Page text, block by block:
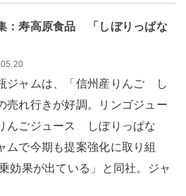
：寿高原食品 「しぼりっぱな
ジャムは、「信州産りんご し
売れ行きが好調。リンゴジュー
んごジュース しぼりっぱな
ムで今期も提案強化に取り組
果が出ている」と同社。ジャ